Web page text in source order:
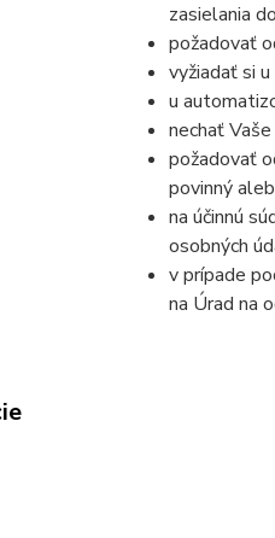
zasielania
požadovať
vyžiadať si
u
nechať
požadovať
povinný
na účinnú
osobných
v prípade
na Úrad na